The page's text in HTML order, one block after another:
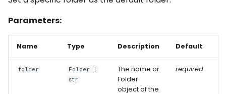
Parameters:
Name Type Description Default
folder
Folder |
str
The name or
Folder
object of the
required